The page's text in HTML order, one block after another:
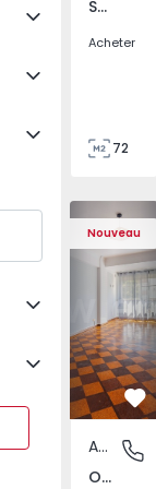
São Tomé do Castelo e Justes, Vila Real
Acheter
72
Nouveau
T5
Olivais,
Appartement
Olivais, Lisboa